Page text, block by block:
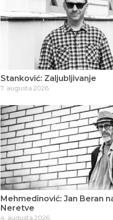
Stanković: Zaljubljivanje
7. augusta 2026.
Mehmedinović: Jan Beran
Neretve
4. augusta 2026.